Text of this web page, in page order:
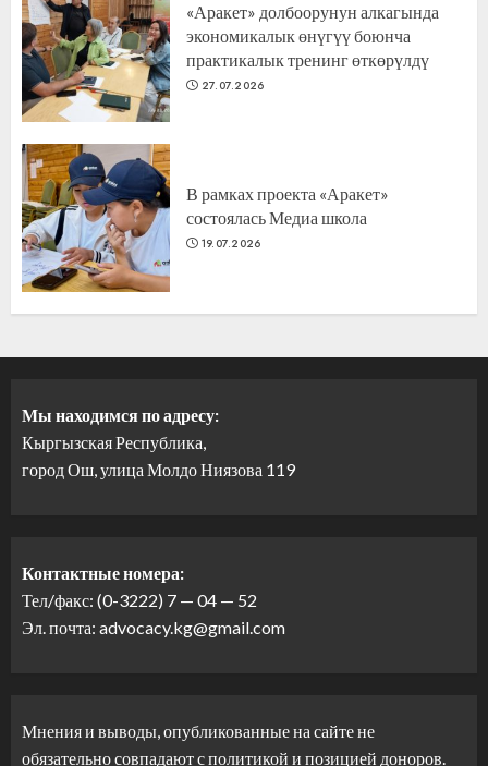
«Аракет» долбоорунун алкагында
экономикалык өнүгүү боюнча
практикалык тренинг өткөрүлдү
27.07.2026
В рамках проекта «Аракет»
состоялась Медиа школа
19.07.2026
Мы находимся по адресу:
Кыргызская Республика,
город Ош, улица Молдо Ниязова 119
Контактные номера:
Тел/факс: (0-3222) 7 — 04 — 52
Эл. почта: advocacy.kg@gmail.com
Мнения и выводы, опубликованные на сайте не
обязательно совпадают с политикой и позицией доноров.